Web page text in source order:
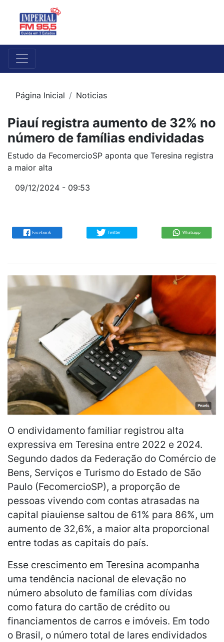
Página Inicial Noticias
Piauí registra aumento de 32% no
número de famílias endividadas
Estudo da FecomercioSP aponta que Teresina registra
a maior alta
09/12/2024 - 09:53
O endividamento familiar registrou alta
expressiva em Teresina entre 2022 e 2024.
Segundo dados da Federação do Comércio de
Bens, Serviços e Turismo do Estado de São
Paulo (FecomercioSP), a proporção de
pessoas vivendo com contas atrasadas na
capital piauiense saltou de 61% para 86%, um
aumento de 32,6%, a maior alta proporcional
entre todas as capitais do país.
Esse crescimento em Teresina acompanha
uma tendência nacional de elevação no
número absoluto de famílias com dívidas
como fatura do cartão de crédito ou
financiamentos de carros e imóveis. Em todo
o Brasil, o número total de lares endividados